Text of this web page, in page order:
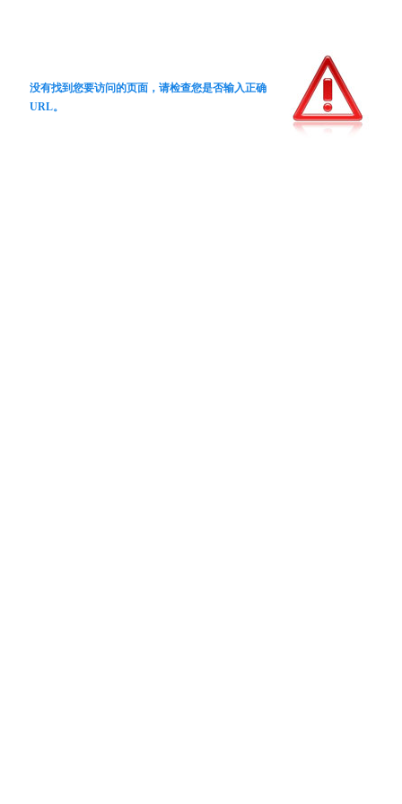
没有找到您要访问的页面，请检查您是否输入正确
URL。